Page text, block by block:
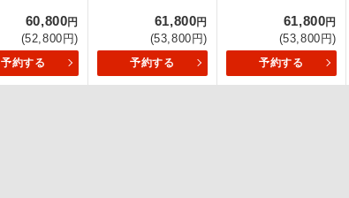
60,800円
(52,800円)
予約する
61,800円
(53,800円)
予約する
61,800円
(53,800円)
予約する
温泉地にも宿泊するコースです。
ご宿泊ホテルに露天風呂が付いています。